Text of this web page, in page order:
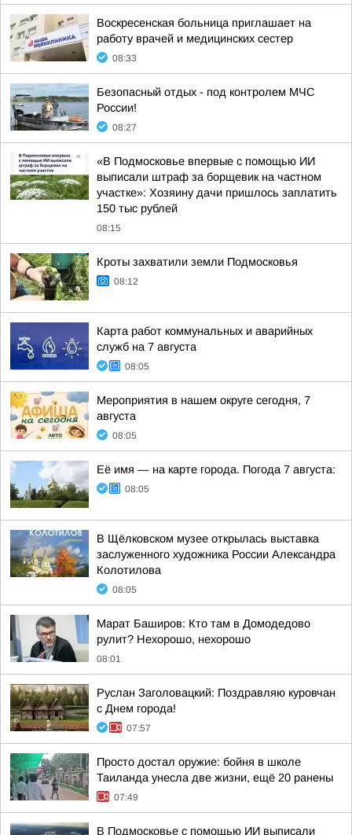
Воскресенская больница приглашает на
работу врачей и медицинских сестер
08:33
Безопасный отдых - под контролем МЧС
России!
08:27
«В Подмосковье впервые с помощью ИИ
выписали штраф за борщевик на частном
участке»: Хозяину дачи пришлось заплатить
150 тыс рублей
08:15
Кроты захватили земли Подмосковья
08:12
Карта работ коммунальных и аварийных
служб на 7 августа
08:05
Мероприятия в нашем округе сегодня, 7
августа
08:05
Её имя — на карте города. Погода 7 августа:
08:05
В Щёлковском музее открылась выставка
заслуженного художника России Александра
Колотилова
08:05
Марат Баширов: Кто там в Домодедово
рулит? Нехорошо, нехорошо
08:01
Руслан Заголовацкий: Поздравляю куровчан
с Днем города!
07:57
Просто достал оружие: бойня в школе
Таиланда унесла две жизни, ещё 20 ранены
07:49
В Подмосковье с помощью ИИ выписали